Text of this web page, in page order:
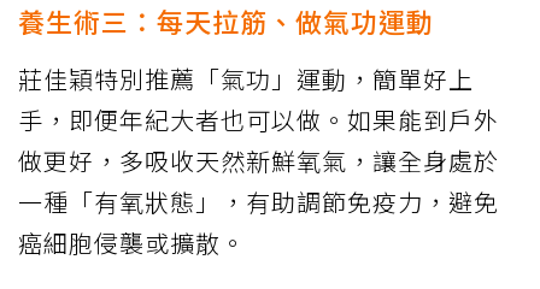
養生術三：每天拉筋、做氣功運動
莊佳穎特別推薦「氣功」運動，簡單好上
手，即便年紀大者也可以做。如果能到戶外
做更好，多吸收天然新鮮氧氣，讓全身處於
一種「有氧狀態」，有助調節免疫力，避免
癌細胞侵襲或擴散。